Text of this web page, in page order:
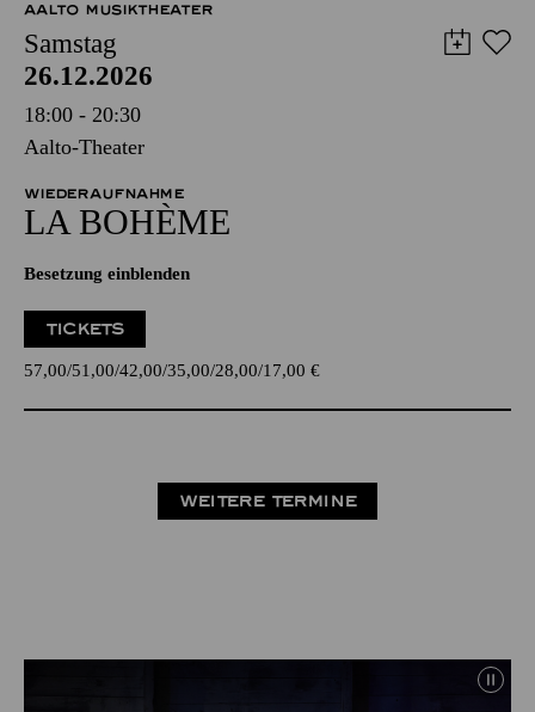
AALTO MUSIKTHEATER
Samstag
26.12.2026
18:00 - 20:30
Aalto-Theater
WIEDERAUFNAHME
LA BOHÈME
Besetzung einblenden
TICKETS
57,00 51,00 42,00 35,00 28,00 17,00 €
WEITERE TERMINE